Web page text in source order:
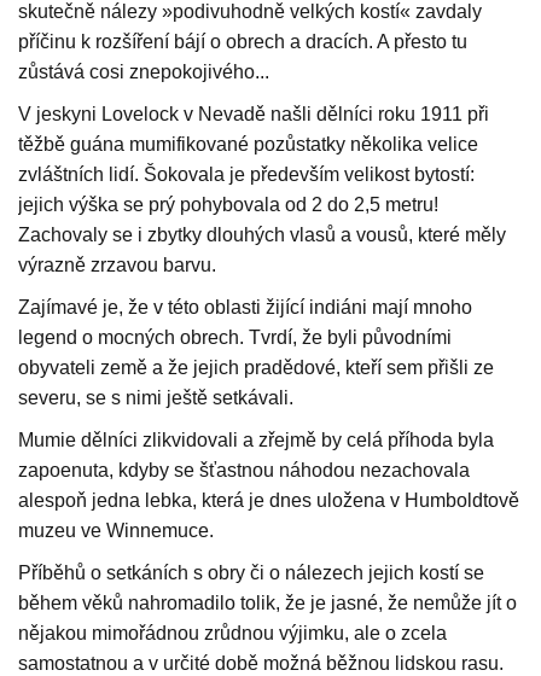
skutečně nálezy »podivuhodně velkých kostí« zavdaly
příčinu k rozšíření bájí o obrech a dracích. A přesto tu
zůstává cosi znepokojivého...
V jeskyni Lovelock v Nevadě našli dělníci roku 1911 při
těžbě guána mumifikované pozůstatky několika velice
zvláštních lidí. Šokovala je především velikost bytostí:
jejich výška se prý pohybovala od 2 do 2,5 metru!
Zachovaly se i zbytky dlouhých vlasů a vousů, které měly
výrazně zrzavou barvu.
Zajímavé je, že v této oblasti žijící indiáni mají mnoho
legend o mocných obrech. Tvrdí, že byli původními
obyvateli země a že jejich pradědové, kteří sem přišli ze
severu, se s nimi ještě setkávali.
Mumie dělníci zlikvidovali a zřejmě by celá příhoda byla
zapoenuta, kdyby se šťastnou náhodou nezachovala
alespoň jedna lebka, která je dnes uložena v Humboldtově
muzeu ve Winnemuce.
Příběhů o setkáních s obry či o nálezech jejich kostí se
během věků nahromadilo tolik, že je jasné, že nemůže jít o
nějakou mimořádnou zrůdnou výjimku, ale o zcela
samostatnou a v určité době možná běžnou lidskou rasu.